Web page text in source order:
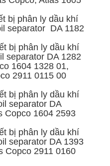
bị phân ly dầu khí
separator DA 1182
bị phân ly dầu khí
separator DA 1282
1604 1328 01,
2911 0115 00
bị phân ly dầu khí
separator DA
Copco 1604 2593
bị phân ly dầu khí
separator DA 1393
Copco 2911 0160